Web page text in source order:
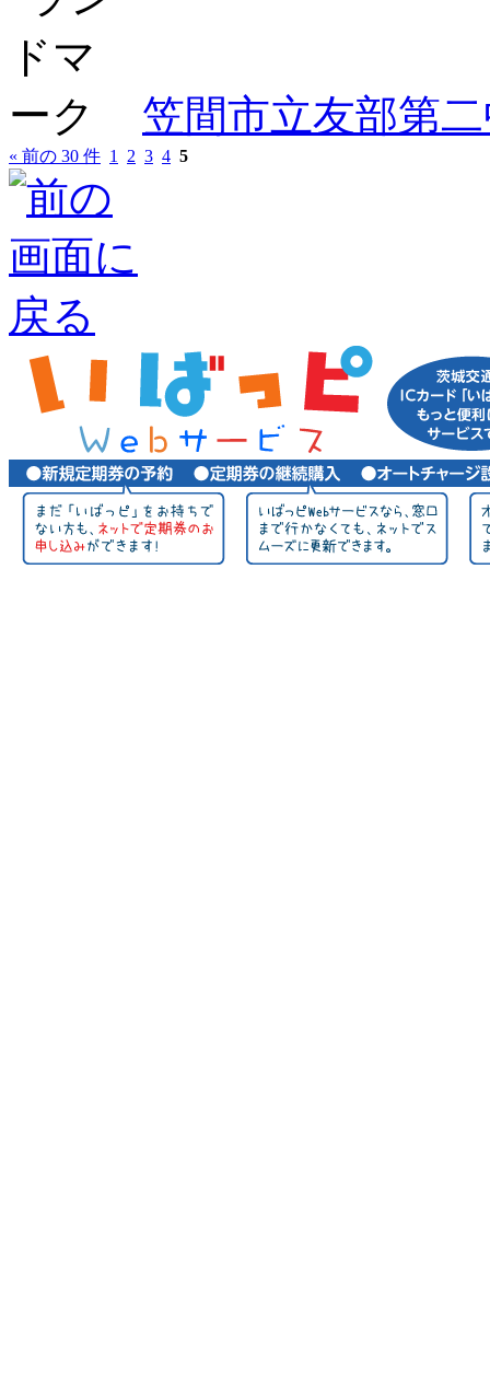
笠間市立友部第
« 前の 30 件 1 2 3 4 5